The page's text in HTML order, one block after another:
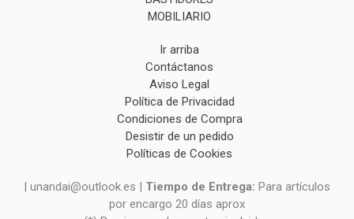
MOBILIARIO
Ir arriba
Contáctanos
Aviso Legal
Política de Privacidad
Condiciones de Compra
Desistir de un pedido
Políticas de Cookies
| unandai@outlook.es | Tiempo de Entrega: Para artículos
por encargo 20 días aprox